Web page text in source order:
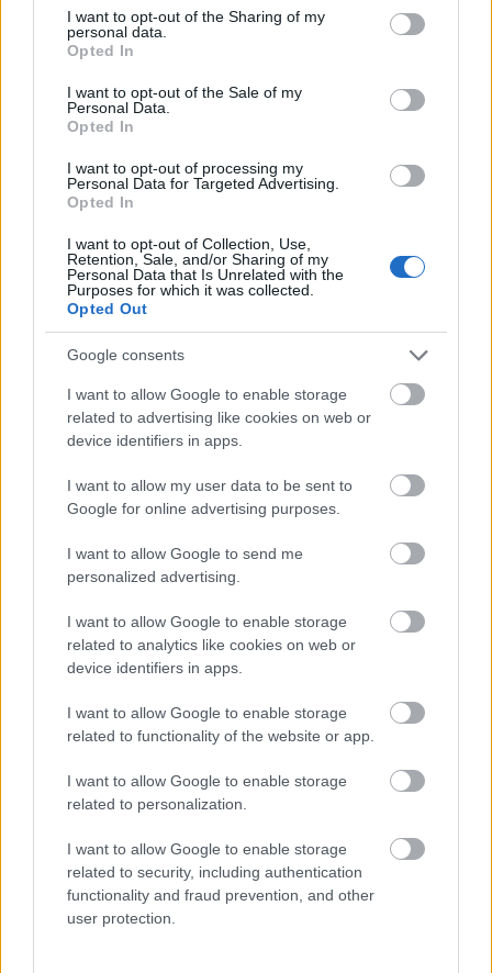
not limited to your visit or usage behaviour. You may click to
grant or deny consent to Google and its third-party tags to
use your data for below specified purposes in below Google
consent section.
I want to opt-out of the Sharing of my
personal data.
Opted In
I want to opt-out of the Sale of my
Personal Data.
Opted In
I want to opt-out of processing my
Personal Data for Targeted Advertising.
Opted In
I want to opt-out of Collection, Use,
Retention, Sale, and/or Sharing of my
Personal Data that Is Unrelated with the
Purposes for which it was collected.
Opted Out
Google consents
I want to allow Google to enable storage
related to advertising like cookies on web or
device identifiers in apps.
I want to allow my user data to be sent to
Google for online advertising purposes.
I want to allow Google to send me
personalized advertising.
I want to allow Google to enable storage
related to analytics like cookies on web or
device identifiers in apps.
I want to allow Google to enable storage
related to functionality of the website or app.
I want to allow Google to enable storage
related to personalization.
I want to allow Google to enable storage
related to security, including authentication
functionality and fraud prevention, and other
user protection.
Aktuális kiállításaink